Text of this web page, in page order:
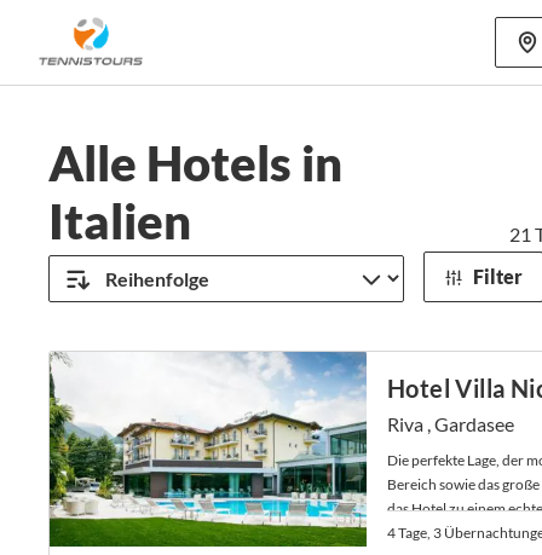
Mehr als
Alle Hotels in
Italien
21
Filter
Hotel Villa
Riva , Gardasee
Die perfekte Lage, der
Bereich sowie das
das Hotel zu einem
4 Tage, 3